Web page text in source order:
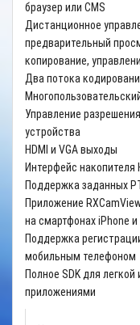
браузер или CMS
Дистанционное
предварительный
копирование,
Два потока
Управление
устройства
HDMI и VGA выходы
Интерфейс накопителя
Поддержка заданных
Приложение
на смартфонах iPhone и
Поддержка
мобильным телефоном
Полное SDK для
приложениями